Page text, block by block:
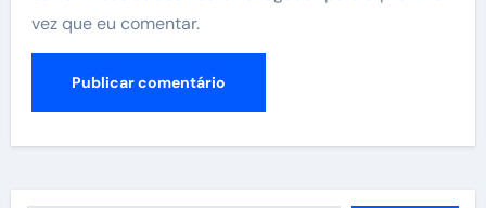
vez que eu comentar.